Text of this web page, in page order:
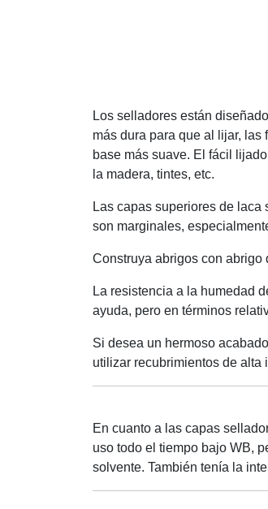
Los selladores están
más dura para que al lijar,
base más suave. El fácil
la madera, tintes, etc.
Las capas superiores de
son marginales,
Construya abrigos con
La resistencia a la humedad
ayuda, pero en términos
Si desea un hermoso
utilizar recubrimientos de alta
En cuanto a las capas
uso todo el tiempo bajo WB,
solvente. También tenía la